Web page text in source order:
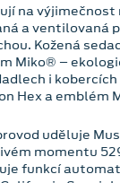
na
a ventilovaná
Kožená
Miko® –
i
Hex a emblém
uděluje
momentu
funkcí